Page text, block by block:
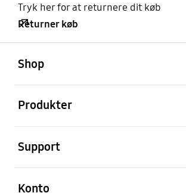
Tryk her for at returnere dit køb
Returner køb
Shop
Produkter
Support
Konto